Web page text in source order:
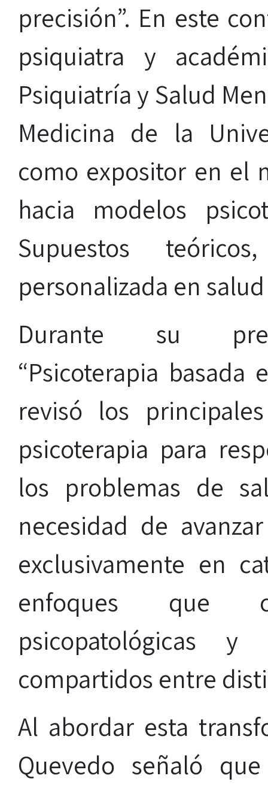
precisión”. En este
psiquiatra y
Psiquiatría y Salud
Medicina de la
como expositor en el
hacia modelos
Supuestos
personalizada en
Durante su
“Psicoterapia basada
revisó los
psicoterapia para
los problemas de
necesidad de
exclusivamente en
enfoques que
psicopatológicas y
compartidos entre
Al abordar esta
Quevedo señaló